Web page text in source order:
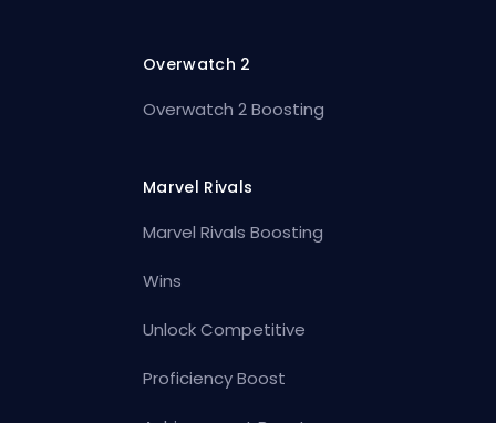
Overwatch 2
Overwatch 2 Boosting
Marvel Rivals
Marvel Rivals Boosting
Wins
Unlock Competitive
Proficiency Boost